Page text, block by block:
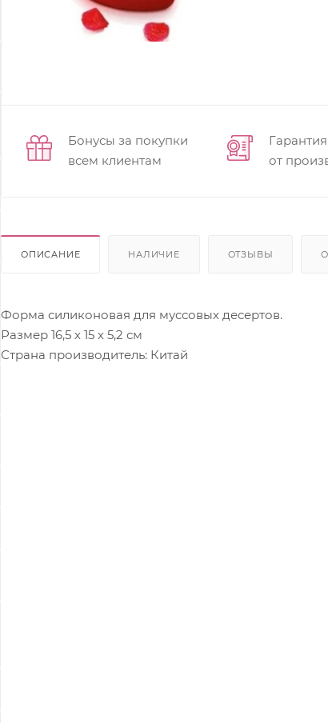
Бонусы за покупки
всем клиентам
от
ОПИСАНИЕ НАЛИЧИЕ ОТЗЫВЫ
Форма силиконовая для муссовых десертов.
Размер 16,5 х 15 х 5,2 см
Страна производитель: Китай